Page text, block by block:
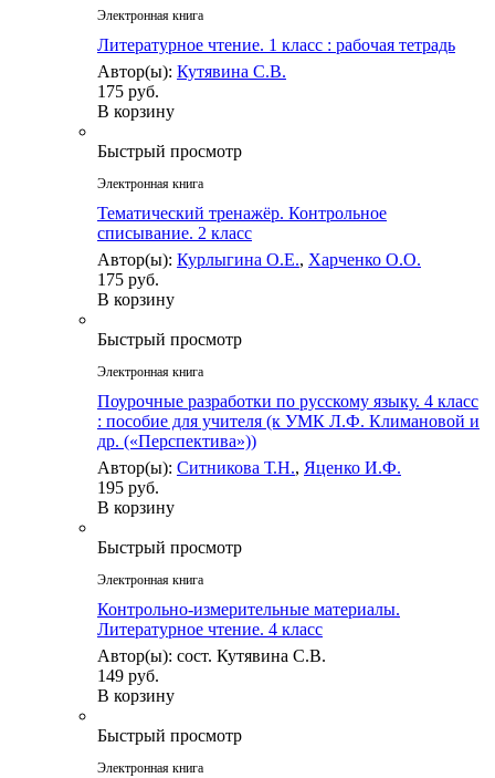
Электронная книга
Литературное чтение. 1 класс : рабочая тетрадь
Автор(ы): Кутявина С.В.
175 руб.
В корзину
Быстрый просмотр
Электронная книга
Тематический тренажёр. Контрольное
списывание. 2 класс
Автор(ы): Курлыгина О.Е., Харченко О.О.
175 руб.
В корзину
Быстрый просмотр
Электронная книга
Поурочные разработки по русскому языку. 4 класс
: пособие для учителя (к УМК Л.Ф. Климановой и
др. («Перспектива»))
Автор(ы): Ситникова Т.Н., Яценко И.Ф.
195 руб.
В корзину
Быстрый просмотр
Электронная книга
Контрольно-измерительные материалы.
Литературное чтение. 4 класс
Автор(ы): сост. Кутявина С.В.
149 руб.
В корзину
Быстрый просмотр
Электронная книга